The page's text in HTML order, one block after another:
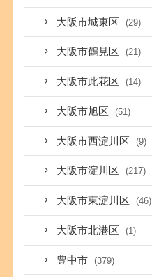
大阪市城東区 (29)
大阪市鶴見区 (21)
大阪市此花区 (14)
大阪市旭区 (51)
大阪市西淀川区 (9)
大阪市淀川区 (217)
大阪市東淀川区 (46)
大阪市北港区 (1)
豊中市 (379)